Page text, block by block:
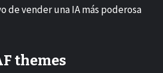
de vender una IA más poderosa
themes